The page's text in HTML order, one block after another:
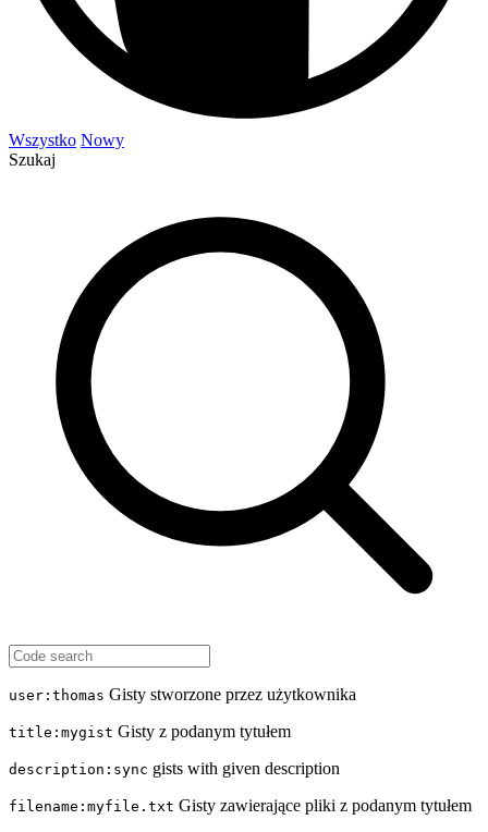
Wszystko Nowy
Szukaj
user:thomas Gisty stworzone przez użytkownika
title:mygist Gisty z podanym tytułem
description:sync gists with given description
filename:myfile.txt Gisty zawierające pliki z podanym tytułem